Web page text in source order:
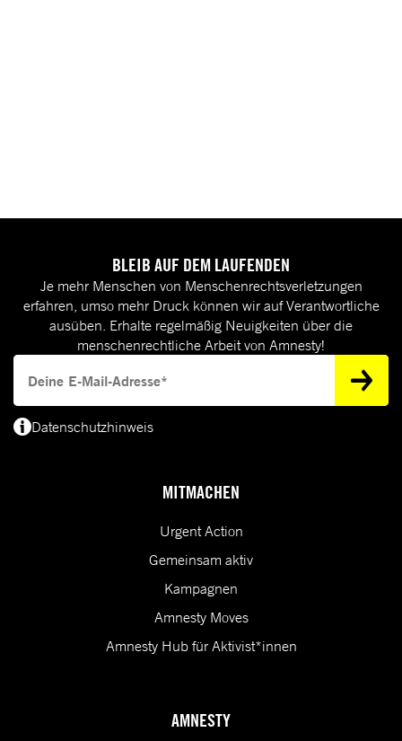
MITMACHEN
Urgent Action
Gemeinsam aktiv
Kampagnen
Amnesty Moves
Amnesty Hub für Aktivist*innen
AMNESTY
BLEIB AUF DEM LAUFENDEN
Je mehr Menschen von Menschenrechtsverletzungen
erfahren, umso mehr Druck können wir auf Verantwortliche
ausüben. Erhalte regelmäßig Neuigkeiten über die
menschenrechtliche Arbeit von Amnesty!
Datenschutzhinweis